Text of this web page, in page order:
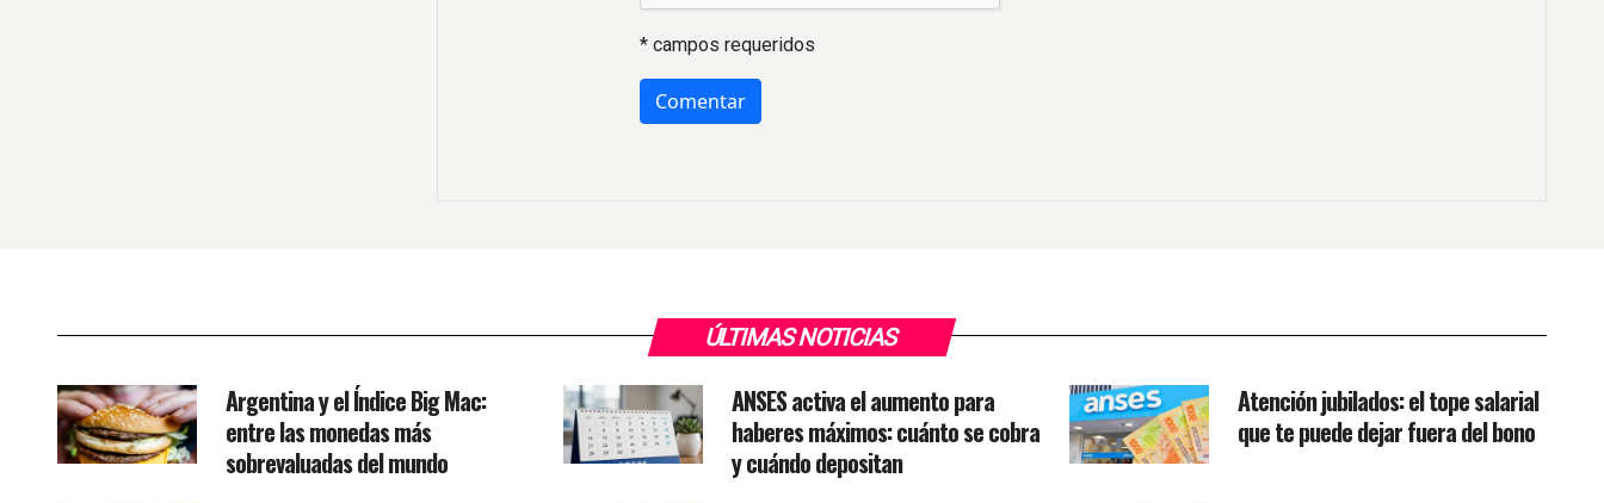
* campos requeridos
ÚLTIMAS NOTICIAS
Argentina y el Índice Big Mac:
entre las monedas más
sobrevaluadas del mundo
ANSES activa el aumento para
haberes máximos: cuánto se cobra
y cuándo depositan
Atención jubilados: el tope salarial
que te puede dejar fuera del bono